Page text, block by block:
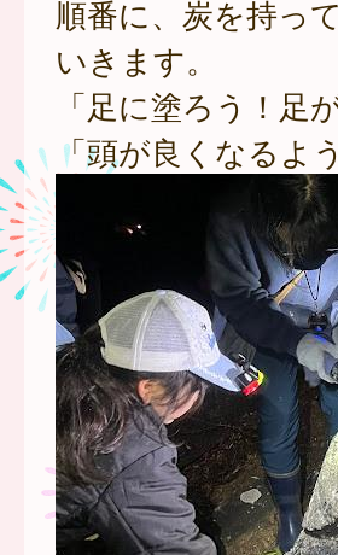
順番に、炭を持っ
いきます。
「足に塗ろう！足
「頭が良くなるよ